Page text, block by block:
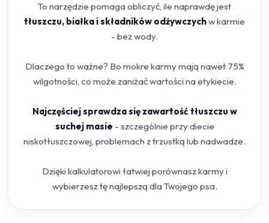
To narzędzie pomaga obliczyć, ile naprawdę jest
tłuszczu, białka i składników odżywczychw karmie
- bez wody.
Dlaczego to ważne? Bo mokre karmy mają nawet 75%
wilgotności, co może zaniżać wartości na etykiecie.
Najczęściej sprawdza się zawartość tłuszczu w
suchej masie - szczególnie przy diecie
niskotłuszczowej, problemach z trzustką lub nadwadze.
Dzięki kalkulatorowi łatwiej porównasz karmy i
wybierzesz tę najlepszą dla Twojego psa.